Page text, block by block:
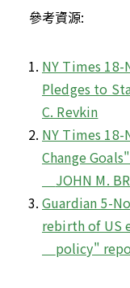
參考資源:
NY Times
Pledges to
C. Revkin
NY Times
Change
JOHN M.
Guardian 5-
rebirth of US
policy"